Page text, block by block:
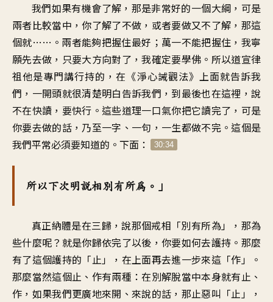
我們如果有機會了解，那是非常好的一個大綱，可是
兩者比較當中，你了解了不做，或者要做又不了解，那這
個就……。兩者能夠把握住最好；萬一不能把握住，我寧
願先去做，只要大方向對了，我確定要學佛。所以道宣律
祖他是專門講行持的，在《淨心誡觀法》上面就告訴我
們，一開頭就很清楚明白告訴我們，到最後也在這裡，說
不在快讀，要快行。這些道理一口氣你把它讀完了，可是
你要去做的話，乃至一字、一句，一生都做不完。這個是
我們平常必須要知道的。下面：
30:34
所以下次明說相別有所為。」
真正納體是在三歸，說那個戒相「別有所為」，那為
些什麼呢？就是你歸依完了以後，你要如何去護持。那麼
有了這個護持的「止」，在上面再去進一步來這「作」。
那麼當然這個止、作有兩種：在別解脫當中本身就有止、
作，如果我們更廣地來開、來說的話，那止惡叫「止」，